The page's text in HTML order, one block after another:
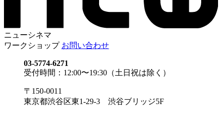
ニューシネマ
ワークショップ お問い合わせ
03-5774-6271
受付時間：12:00〜19:30（土日祝は除く）
〒150-0011
東京都渋谷区東1-29-3 渋谷ブリッジ5F